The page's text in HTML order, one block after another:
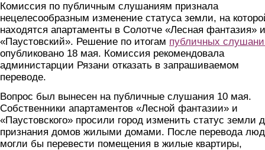
Комиссия по публичным слушаниям признала
нецелесообразным изменение статуса земли, на
находятся апартаменты в Солотче «Лесная фантазия» и
«Паустовский». Решение по итогам публичных
опубликовано 18 мая. Комиссия рекомендовала
администарции Рязани отказать в запрашиваемом
переводе.
Вопрос был вынесен на публичные слушания 10 мая.
Собственники апартаментов «Лесной фантазии» и
«Паустовского» просили город изменить статус земли
признания домов жилыми домами. После перевода
могли бы перевести помещения в жилые квартиры,